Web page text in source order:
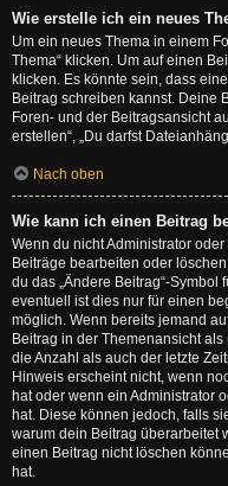
Wie erstelle ich ein neues
Um ein neues Thema in einem
Thema“ klicken. Um auf einen
klicken. Es könnte sein, dass
Beitrag schreiben kannst. Deine
Foren- und der Beitragsansicht
erstellen“, „Du darfst
Nach oben
Wie kann ich einen Beitrag
Wenn du nicht Administrator
Beiträge bearbeiten oder
du das „Ändere Beitrag“-
eventuell ist dies nur für einen
möglich. Wenn bereits jemand
Beitrag in der Themenansicht
die Anzahl als auch der letzte
Hinweis erscheint nicht, wenn
hat oder wenn ein Administrator
hat. Diese können jedoch, falls
warum dein Beitrag überarbeitet
einen Beitrag nicht löschen
hat.